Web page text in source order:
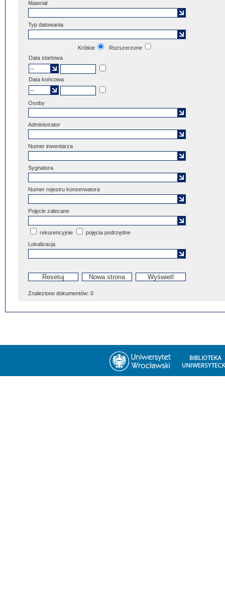
Materiał
Typ datowania
Krótkie
Rozszerzone
Data startowa
Data końcowa
Osoby
Administrator
Numer inwentarza
Sygnatura
Numer rejestru konserwatora
Pojęcie zalecane
rekurencyjnie
pojęcia podrzędne
Lokalizacja
Znaleziono dokumentów: 0